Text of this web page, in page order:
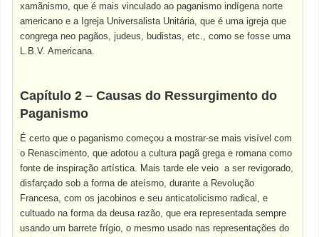
xamãnismo, que é mais vinculado ao paganismo indígena norte
americano e a Igreja Universalista Unitária, que é uma igreja que
congrega neo pagãos, judeus, budistas, etc., como se fosse uma
L.B.V. Americana.
Capítulo 2 –Causas do Ressurgimento do
Paganismo
É certo que o paganismo começou a mostrar-se mais visível com
o Renascimento, que adotou a cultura pagã grega e romana como
fonte de inspiração artística. Mais tarde ele veio a ser revigorado,
disfarçado sob a forma de ateísmo, durante a Revolução
Francesa, com os jacobinos e seu anticatolicismo radical, e
cultuado na forma da deusa razão, que era representada sempre
usando um barrete frígio, o mesmo usado nas representações do